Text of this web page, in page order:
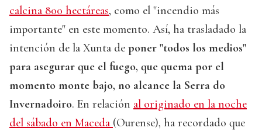
calcina 800 hectáreas, como el "incendio más
importante" en este momento. Así, ha trasladado la
intención de la Xunta de poner "todos los medios"
para asegurar que el fuego, que quema por el
momento monte bajo, no alcance la Serra do
Invernadoiro. En relación al originado en la noche
del sábado en Maceda (Ourense), ha recordado que